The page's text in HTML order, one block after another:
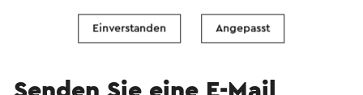
Einverstanden Angepasst